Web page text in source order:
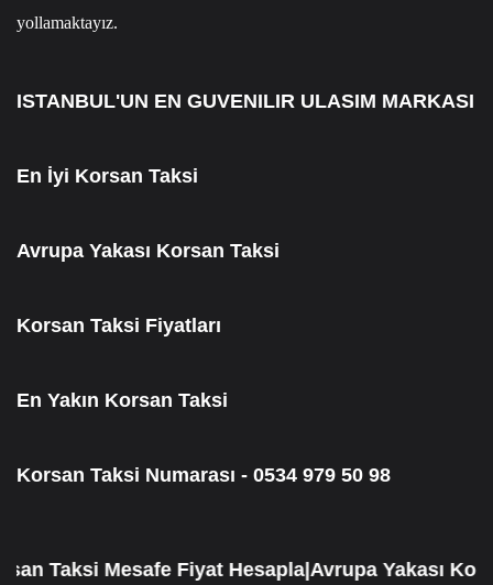
yollamaktayız.
ISTANBUL'UN EN GUVENILIR ULASIM MARKASI
En İyi Korsan Taksi
Avrupa Yakası Korsan Taksi
Korsan Taksi Fiyatları
En Yakın Korsan Taksi
Korsan Taksi Numarası - 0534 979 50 98
Taksi Mesafe Fiyat Hesapla|Avrupa Yakası Korsan